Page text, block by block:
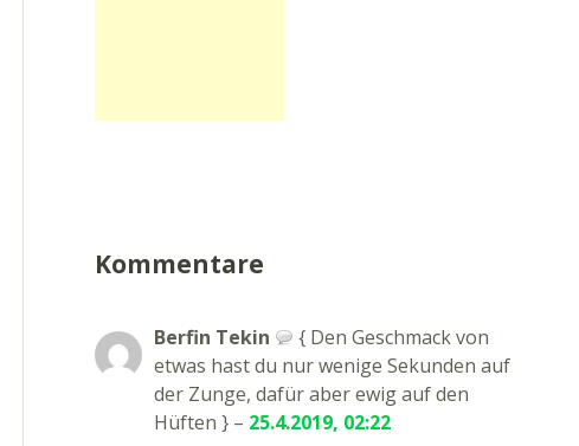
Kommentare
Berfin Tekin
{ Den Geschmack von
etwas hast du nur wenige Sekunden auf
der Zunge, dafür aber ewig auf den
Hüften } – 25.4.2019, 02:22